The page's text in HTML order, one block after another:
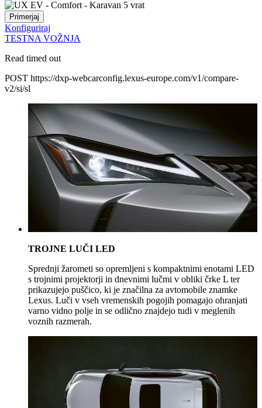
Primerjaj
Konfiguriraj
TESTNA VOŽNJA
Read timed out
POST https://dxp-webcarconfig.lexus-europe.com/v1/compare-
v2/si/sl
TROJNE LUČI LED
Sprednji žarometi so opremljeni s kompaktnimi enotami LED
s trojnimi projektorji in dnevnimi lučmi v obliki črke L ter
prikazujejo puščico, ki je značilna za avtomobile znamke
Lexus. Luči v vseh vremenskih pogojih pomagajo ohranjati
varno vidno polje in se odlično znajdejo tudi v meglenih
voznih razmerah.